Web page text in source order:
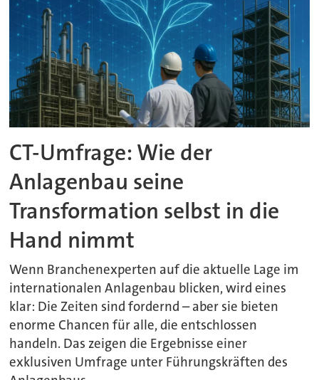
CT-Umfrage: Wie der
Anlagenbau seine
Transformation selbst in die
Hand nimmt
Wenn Branchenexperten auf die aktuelle Lage im
internationalen Anlagenbau blicken, wird eines
klar: Die Zeiten sind fordernd – aber sie bieten
enorme Chancen für alle, die entschlossen
handeln. Das zeigen die Ergebnisse einer
exklusiven Umfrage unter Führungskräften des